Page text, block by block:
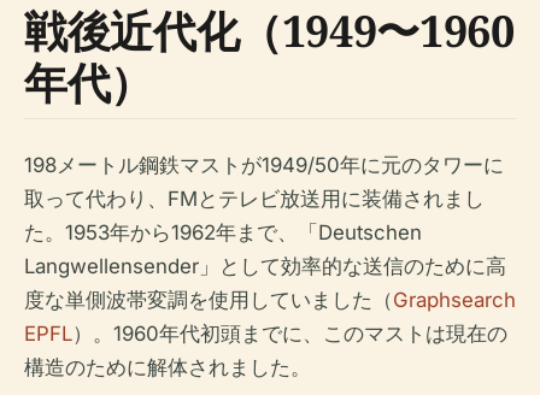
戦後近代化（1949〜1960
年代）
198メートル鋼鉄マストが1949/50年に元のタワーに
取って代わり、FMとテレビ放送用に装備されまし
た。1953年から1962年まで、「Deutschen
Langwellensender」として効率的な送信のために高
度な単側波帯変調を使用していました（Graphsearch
EPFL）。1960年代初頭までに、このマストは現在の
構造のために解体されました。